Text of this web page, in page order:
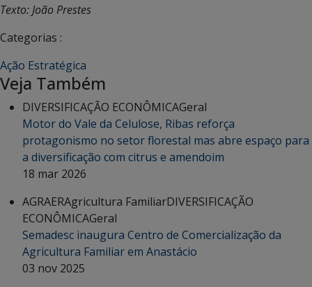
Texto: João Prestes
Categorias :
Ação Estratégica
Veja Também
DIVERSIFICAÇÃO ECONÔMICAGeral
Motor do Vale da Celulose, Ribas reforça
protagonismo no setor florestal mas abre espaço para
a diversificação com citrus e amendoim
18 mar 2026
AGRAERAgricultura FamiliarDIVERSIFICAÇÃO
ECONÔMICAGeral
Semadesc inaugura Centro de Comercialização da
Agricultura Familiar em Anastácio
03 nov 2025